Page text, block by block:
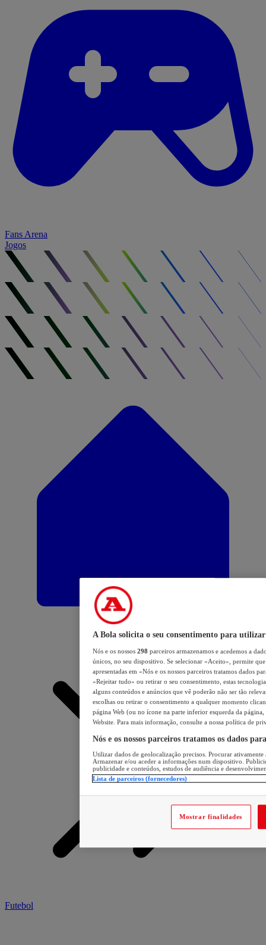
Fans Arena
Jogos
Futebol
A Bola solicita o seu consentimento para utilizar
Nós e os nossos 298 parceiros armazenamos e acedemos a
únicos, no seu dispositivo. Se selecionar «Aceito», permite
apresentadas em «Nós e os nossos parceiros tratamos dados
«Rejeitar tudo» ou retirar o seu consentimento, estas
alguns conteúdos e anúncios que vê poderão não ser tão
escolhas ou retirar o consentimento a qualquer momento
página Web (ou no ícone na parte inferior esquerda da página,
Website. Para mais informação, consulte a nossa política de
Nós e os nossos parceiros tratamos os dados
Utilizar dados de geolocalização precisos. Procurar
Armazenar e/ou aceder a informações num dispositivo.
publicidade e conteúdos, estudos de audiência e
Lista de parceiros (fornecedores)
Mostrar finalidades